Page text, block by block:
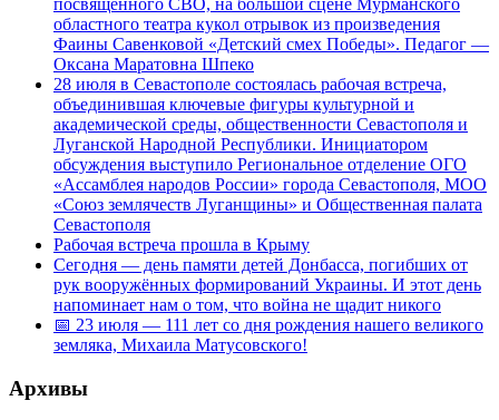
посвящённого СВО, на большой сцене Мурманского
областного театра кукол отрывок из произведения
Фаины Савенковой «Детский смех Победы». Педагог —
Оксана Маратовна Шпеко
28 июля в Севастополе состоялась рабочая встреча,
объединившая ключевые фигуры культурной и
академической среды, общественности Севастополя и
Луганской Народной Республики. Инициатором
обсуждения выступило Региональное отделение ОГО
«Ассамблея народов России» города Севастополя, МОО
«Союз землячеств Луганщины» и Общественная палата
Севастополя
Рабочая встреча прошла в Крыму
Сегодня — день памяти детей Донбасса, погибших от
рук вооружённых формирований Украины. И этот день
напоминает нам о том, что война не щадит никого
📅 23 июля — 111 лет со дня рождения нашего великого
земляка, Михаила Матусовского!
Архивы